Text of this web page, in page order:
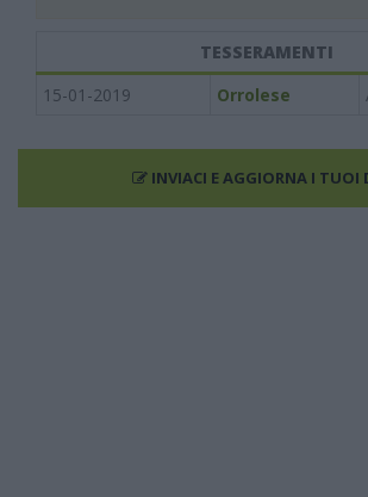
TESSERAMENTI
15-01-2019
Orrolese
INVIACI E AGGIORNA I TUOI